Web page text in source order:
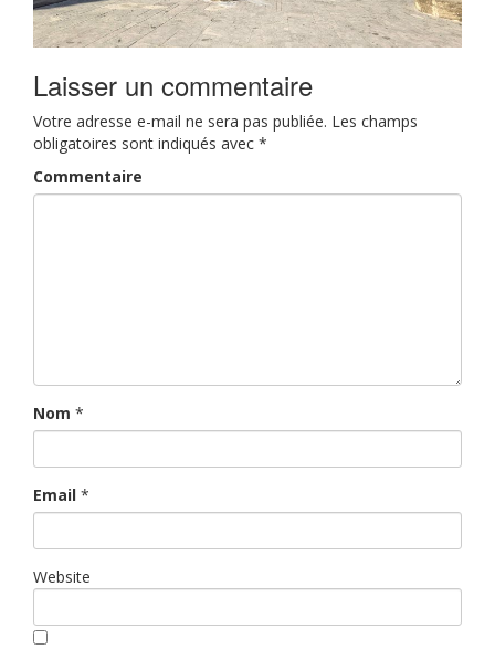
Laisser un commentaire
Votre adresse e-mail ne sera pas publiée. Les champs
obligatoires sont indiqués avec *
Commentaire
Nom *
Email *
Website